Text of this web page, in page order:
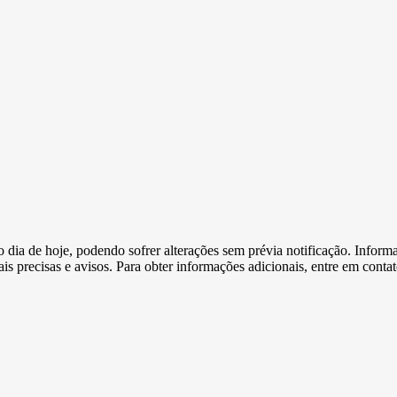
de hoje, podendo sofrer alterações sem prévia notificação.
precisas e avisos. Para obter informações adicionais, entre em